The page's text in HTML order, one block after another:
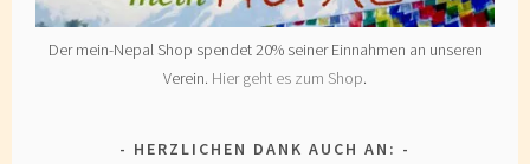
Der mein-Nepal Shop spendet 20% seiner Einnahmen an unseren
Verein. Hier geht es zum Shop.
HERZLICHEN DANK AUCH AN: